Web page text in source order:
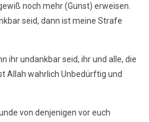
noch mehr (Gunst) erweisen.
seid, dann ist meine Strafe
ihr undankbar seid, ihr und alle, die
Allah wahrlich Unbedürftig und
von denjenigen vor euch